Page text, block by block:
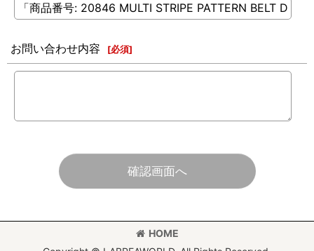
お問い合わせ内容 [必須]
確認画面へ
HOME